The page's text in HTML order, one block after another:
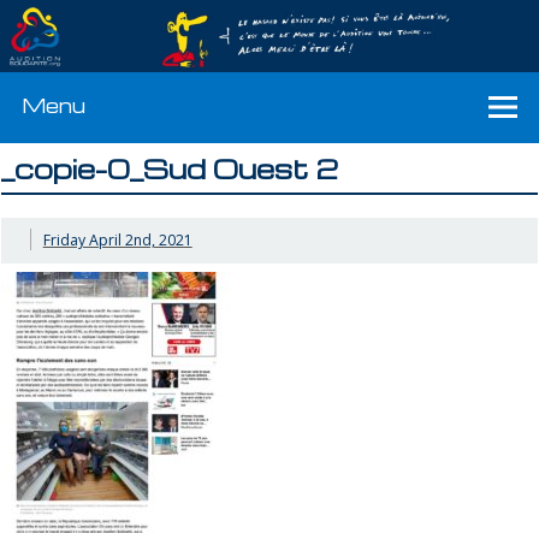
Menu
_copie-0_Sud Ouest 2
Friday April 2nd, 2021